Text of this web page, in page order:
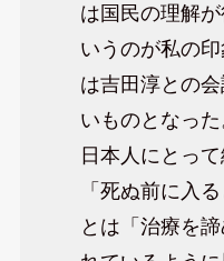
は国民の理解
いうのが私の
は吉田淳との
いものとなった
日本人にとって
「死ぬ前に入
とは「治療を